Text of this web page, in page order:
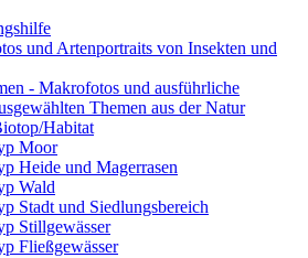
und Artenportraits von Insekten und
- Makrofotos und ausführliche
Themen aus der Natur
Habitat
Moor
Heide und Magerrasen
Wald
Stadt und Siedlungsbereich
Stillgewässer
Fließgewässer